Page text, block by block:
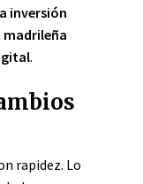
inversión
madrileña
.
rapidez. Lo